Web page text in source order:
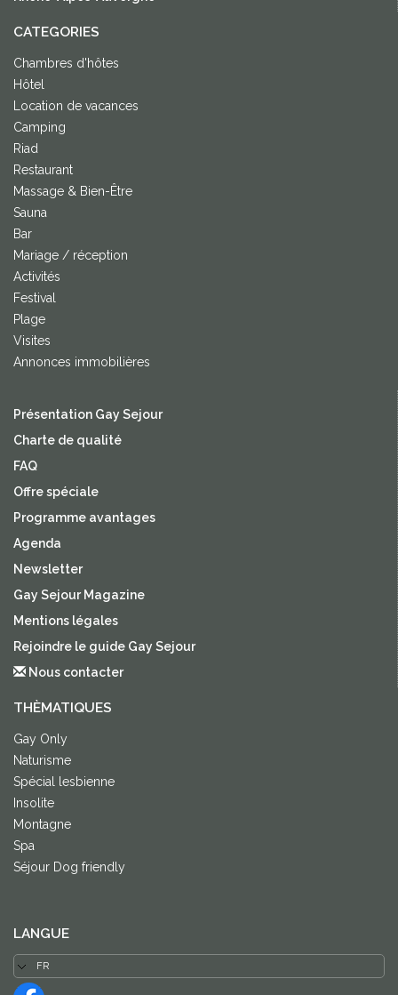
CATEGORIES
Chambres d'hôtes
Hôtel
Location de vacances
Camping
Riad
Restaurant
Massage & Bien-Être
Sauna
Bar
Mariage / réception
Activités
Festival
Plage
Visites
Annonces immobilières
Présentation Gay Sejour
Charte de qualité
FAQ
Offre spéciale
Programme avantages
Agenda
Newsletter
Gay Sejour Magazine
Mentions légales
Rejoindre le guide Gay Sejour
Nous contacter
THÈMATIQUES
Gay Only
Naturisme
Spécial lesbienne
Insolite
Montagne
Spa
Séjour Dog friendly
LANGUE